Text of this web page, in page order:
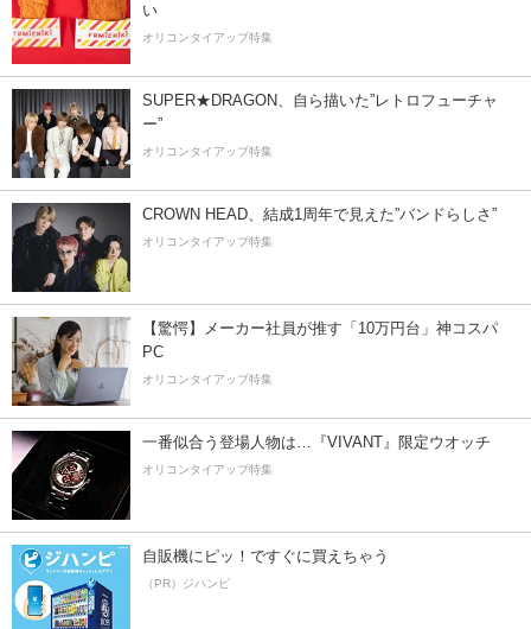
い
オリコンタイアップ特集
SUPER★DRAGON、自ら描いた”レトロフューチャ
ー”
オリコンタイアップ特集
CROWN HEAD、結成1周年で見えた”バンドらしさ”
オリコンタイアップ特集
【驚愕】メーカー社員が推す「10万円台」神コスパ
PC
オリコンタイアップ特集
一番似合う登場人物は…『VIVANT』限定ウオッチ
オリコンタイアップ特集
自販機にピッ！ですぐに買えちゃう
（PR）ジハンピ